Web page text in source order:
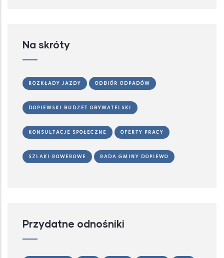
Na skróty
ROZKŁADY JAZDY ODBIÓR ODPADÓW
DOPIEWSKI BUDŻET OBYWATELSKI
KONSULTACJE SPOŁECZNE OFERTY PRACY
SZLAKI ROWEROWE RADA GMINY DOPIEWO
Przydatne odnośniki